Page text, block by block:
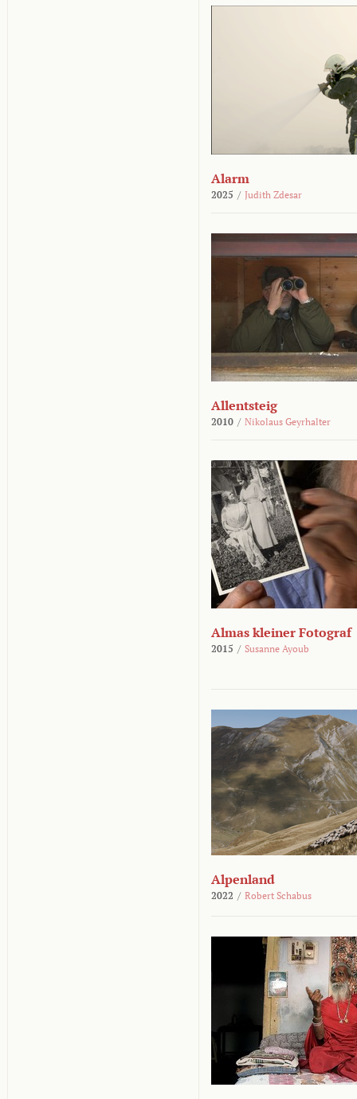
Alarm
2025 / Judith Zdesar
Allentsteig
2010 / Nikolaus Geyrhalter
Almas kleiner Fotograf
2015 / Susanne Ayoub
Alpenland
2022 / Robert Schabus